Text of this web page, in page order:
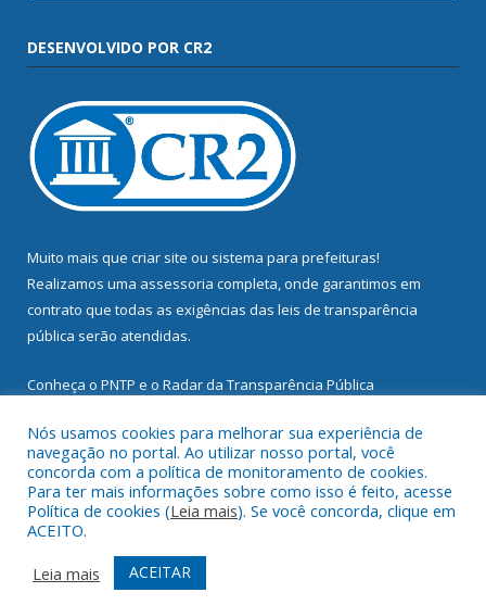
DESENVOLVIDO POR CR2
Muito mais que criar site ou sistema para prefeituras!
Realizamos uma assessoria completa, onde garantimos em
contrato que todas as exigências das leis de transparência
pública serão atendidas.
Conheça o PNTP e o Radar da Transparência Pública
Todos os direitos reservados a Prefeitura Municipal de
Mocajuba.
Mapa do Site
Acessar Área Administrativa
Acessar Webmail
Nós usamos cookies para melhorar sua experiência de
navegação no portal. Ao utilizar nosso portal, você
concorda com a política de monitoramento de cookies.
Para ter mais informações sobre como isso é feito, acesse
Política de cookies (Leia mais). Se você concorda, clique em
ACEITO.
Leia mais
ACEITAR